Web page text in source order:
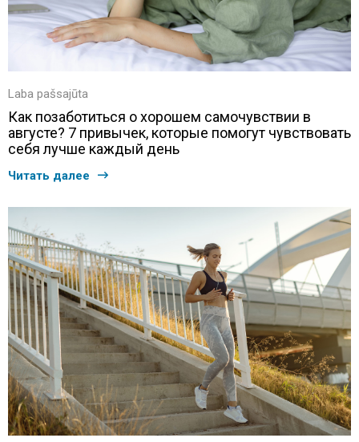
Laba pašsajūta
Как позаботиться о хорошем самочувствии в
августе? 7 привычек, которые помогут чувствовать
себя лучше каждый день
Читать далее